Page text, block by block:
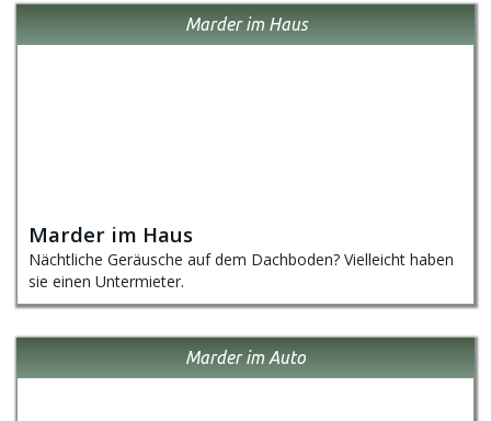
Marder im Haus
Marder im Haus
Nächtliche Geräusche auf dem Dachboden? Vielleicht haben
sie einen Untermieter.
Marder im Auto